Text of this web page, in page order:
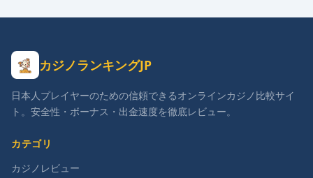
カジノランキングJP
日本人プレイヤーのための信頼できるオンラインカジノ比較サイ
ト。安全性・ボーナス・出金速度を徹底レビュー。
カテゴリ
カジノレビュー